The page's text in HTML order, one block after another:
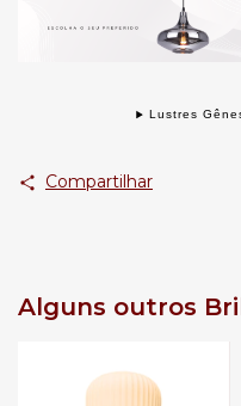
Lustres
Compartilhar
Alguns outros